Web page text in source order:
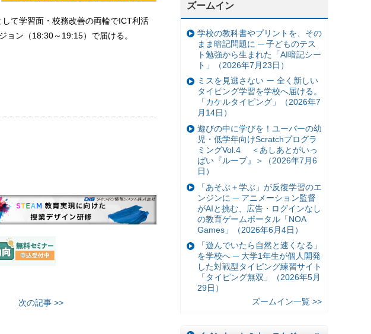
て学習面・校務改善の両輪でICT利活
ョン（18:30～19:15）で届ける。
次の記事 >>
ズームイン
学校の教科書やプリントを、その
まま暗記問題に ─ 子どものテス
ト勉強から生まれた「AI暗記シー
ト」（2026年7月23日）
ミスを見逃さない ー 全く新しい
タイピング学習を学校へ届ける。
「カケルタイピング」（2026年7
月14日）
遊びの中に学びを！ユーバーの幼
児・低学年向けScratchプログラ
ミングVol.4 ＜あしあとがいっ
ぱい『ループ』＞（2026年7月6
日）
「あそぶ＋学ぶ」が反復学習のエ
ンジンに ─ アニメーション監督
がAIと挑む、広告・ログインなし
の教育ゲームポータル「NOA
Games」（2026年6月4日）
「遊んでいたら自然と速くなる」
を学校へ ─ 大学1年生が個人開発
した対戦型タイピング練習サイト
「タイピング無双」（2026年5月
29日）
ズームイン一覧 >>